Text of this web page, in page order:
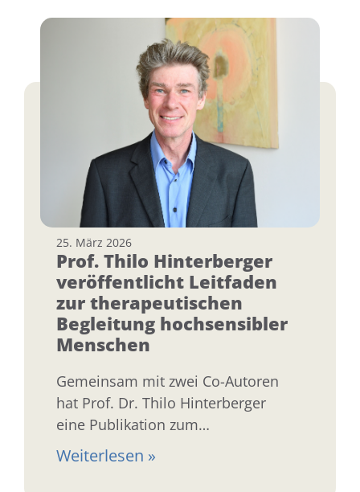
Prof. Thilo Hinterberger
veröffentlicht Leitfaden
zur therapeutischen
Begleitung hochsensibler
Menschen
25. März 2026
Gemeinsam mit zwei Co-Autoren
hat Prof. Dr. Thilo Hinterberger
eine Publikation zum
therapeutischen Umgang mit
Weiterlesen »